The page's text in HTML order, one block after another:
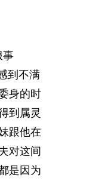
事
到不满
身的时
到属灵
跟他在
对这间
是因为